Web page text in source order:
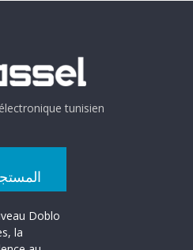
tunisien
Doblo
la